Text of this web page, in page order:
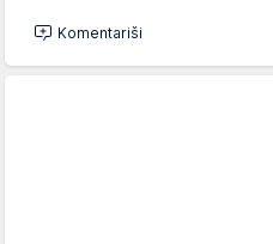
Komentariši